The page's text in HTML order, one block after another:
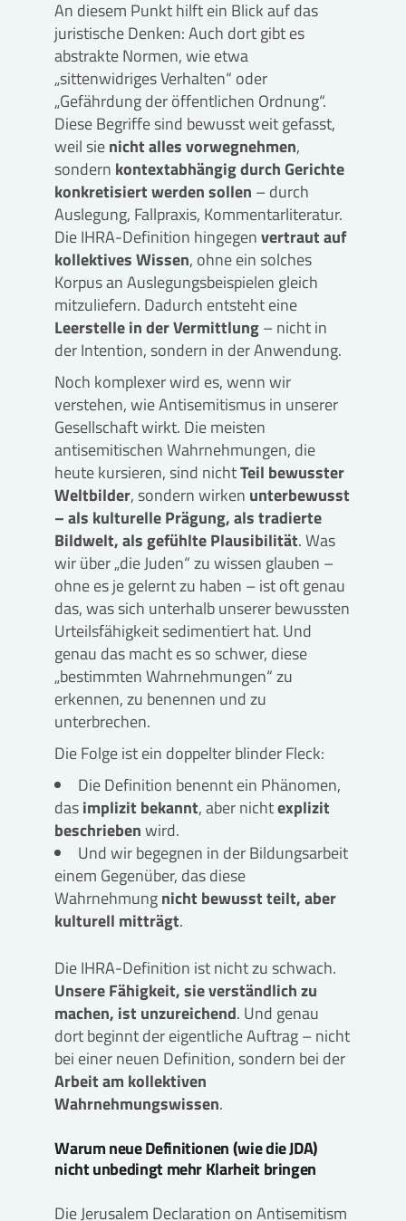
An diesem Punkt hilft ein Blick auf das
juristische Denken: Auch dort gibt es
abstrakte Normen, wie etwa
„sittenwidriges Verhalten“ oder
„Gefährdung der öffentlichen Ordnung“.
Diese Begriffe sind bewusst weit gefasst,
weil sienicht alles vorwegnehmen,
sondern kontextabhängig durch Gerichte
konkretisiert werden sollen – durch
Auslegung, Fallpraxis, Kommentarliteratur.
Die IHRA-Definition hingegenvertraut auf
kollektives Wissen, ohne ein solches
Korpus an Auslegungsbeispielen gleich
mitzuliefern. Dadurch entsteht eine
Leerstelle in der Vermittlung– nicht in
der Intention, sondern in der Anwendung.
Noch komplexer wird es, wenn wir
verstehen, wie Antisemitismus in unserer
Gesellschaft wirkt. Die meisten
antisemitischen Wahrnehmungen, die
heute kursieren, sind nichtTeil bewusster
Weltbilder, sondern wirken unterbewusst
– als kulturelle Prägung, als tradierte
Bildwelt, als gefühlte Plausibilität. Was
wir über „die Juden“ zu wissen glauben –
ohne es je gelernt zu haben – ist oft genau
das, was sich unterhalb unserer bewussten
Urteilsfähigkeit sedimentiert hat. Und
genau das macht es so schwer, diese
„bestimmten Wahrnehmungen“ zu
erkennen, zu benennen und zu
unterbrechen.
Die Folge ist ein doppelter blinder Fleck:
Die Definition benennt ein Phänomen,
dasimplizit bekannt, aber nichtexplizit
beschriebenwird.
Und wir begegnen in der Bildungsarbeit
einem Gegenüber, das diese
Wahrnehmungnicht bewusst teilt, aber
kulturell mitträgt.
Die IHRA-Definition ist nicht zu schwach.
Unsere Fähigkeit, sie verständlich zu
machen, ist unzureichend. Und genau
dort beginnt der eigentliche Auftrag – nicht
bei einer neuen Definition, sondern bei der
Arbeit am kollektiven
Wahrnehmungswissen.
Warum neue Definitionen (wie die JDA)
nicht unbedingt mehr Klarheit bringen
Die Jerusalem Declaration on Antisemitism